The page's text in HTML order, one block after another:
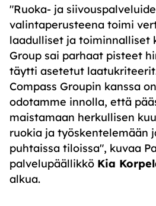
"Ruoka- ja
valintaperusteena toimi
laadulliset ja toiminnalliset
Group sai parhaat pisteet
täytti asetetut
Compass Groupin kanssa
odotamme innolla, että
maistamaan herkullisen
ruokia ja työskentelemään
puhtaissa tiloissa", kuvaa
palvelupäällikkö Kia
alkua.